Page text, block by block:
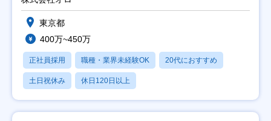
東京都
400万~450万
正社員採用 職種・業界未経験OK 20代におすすめ
土日祝休み 休日120日以上